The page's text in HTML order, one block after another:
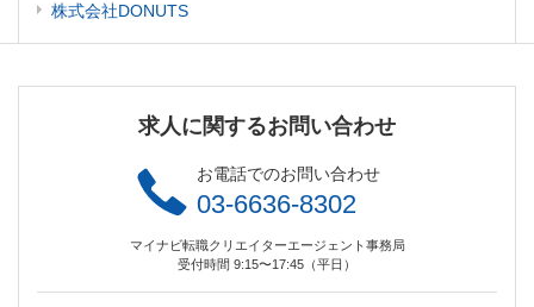
株式会社DONUTS
求人に関するお問い合わせ
お電話でのお問い合わせ
03-6636-8302
マイナビ転職クリエイターエージェント事務局
受付時間 9:15〜17:45（平日）